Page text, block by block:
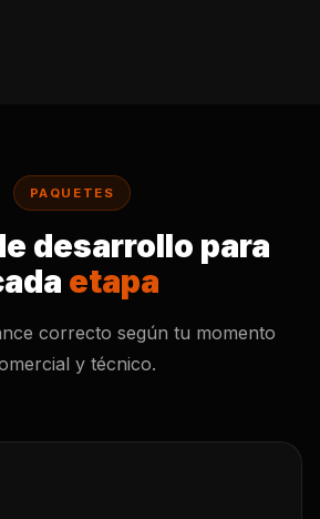
PAQUETES
desarrollo para
etapa
correcto según tu momento
y técnico.